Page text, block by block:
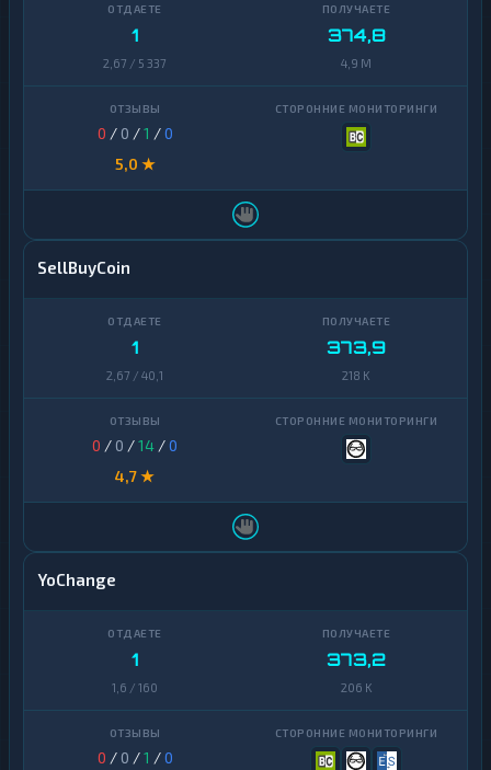
1
2,67 / 5 337
374,8
4,9 M
0 / 0 /1 /0
5,0 ★
SellBuyCoin
1
2,67 / 40,1
373,9
218 K
0 / 0 /14 /0
4,7 ★
YoChange
1
1,6 / 160
373,2
206 K
0 / 0 /1 /0